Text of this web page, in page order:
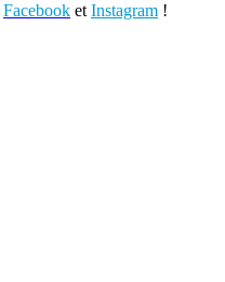
Facebook et Instagram !